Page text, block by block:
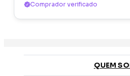
Comprador verificado
QUEM